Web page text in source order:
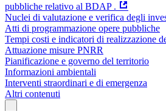
pubbliche relativo al BDAP .
Nuclei di valutazione e verifica degli
Atti di programmazione opere pubbliche
Tempi costi e indicatori di realizzazione
Attuazione misure PNRR
Pianificazione e governo del territorio
Informazioni ambientali
Interventi straordinari e di emergenza
Altri contenuti